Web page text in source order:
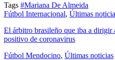
Tags #Mariana De Almeida
Fútbol Internacional, Últimas
El árbitro brasileño que iba a dirigir
positivo de coronavirus
Fútbol Mendocino, Últimas noticias